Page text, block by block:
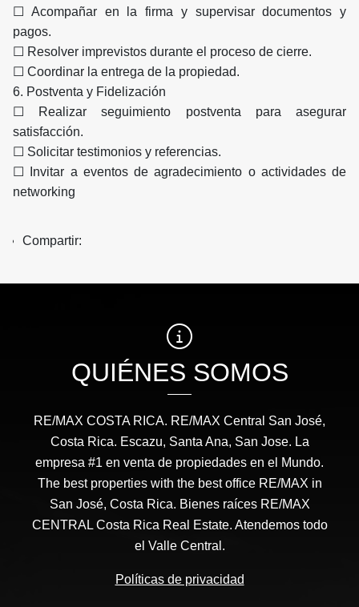
☐ Acompañar en la firma y supervisar documentos y
pagos.
☐ Resolver imprevistos durante el proceso de cierre.
☐ Coordinar la entrega de la propiedad.
6. Postventa y Fidelización
☐ Realizar seguimiento postventa para asegurar
satisfacción.
☐ Solicitar testimonios y referencias.
☐ Invitar a eventos de agradecimiento o actividades de
networking
Compartir:
QUIÉNES SOMOS
RE/MAX COSTA RICA. RE/MAX Central San José,
Costa Rica. Escazu, Santa Ana, San Jose. La
empresa #1 en venta de propiedades en el Mundo.
The best properties with the best office RE/MAX in
San José, Costa Rica. Bienes raíces RE/MAX
CENTRAL Costa Rica Real Estate. Atendemos todo
el Valle Central.
Políticas de privacidad